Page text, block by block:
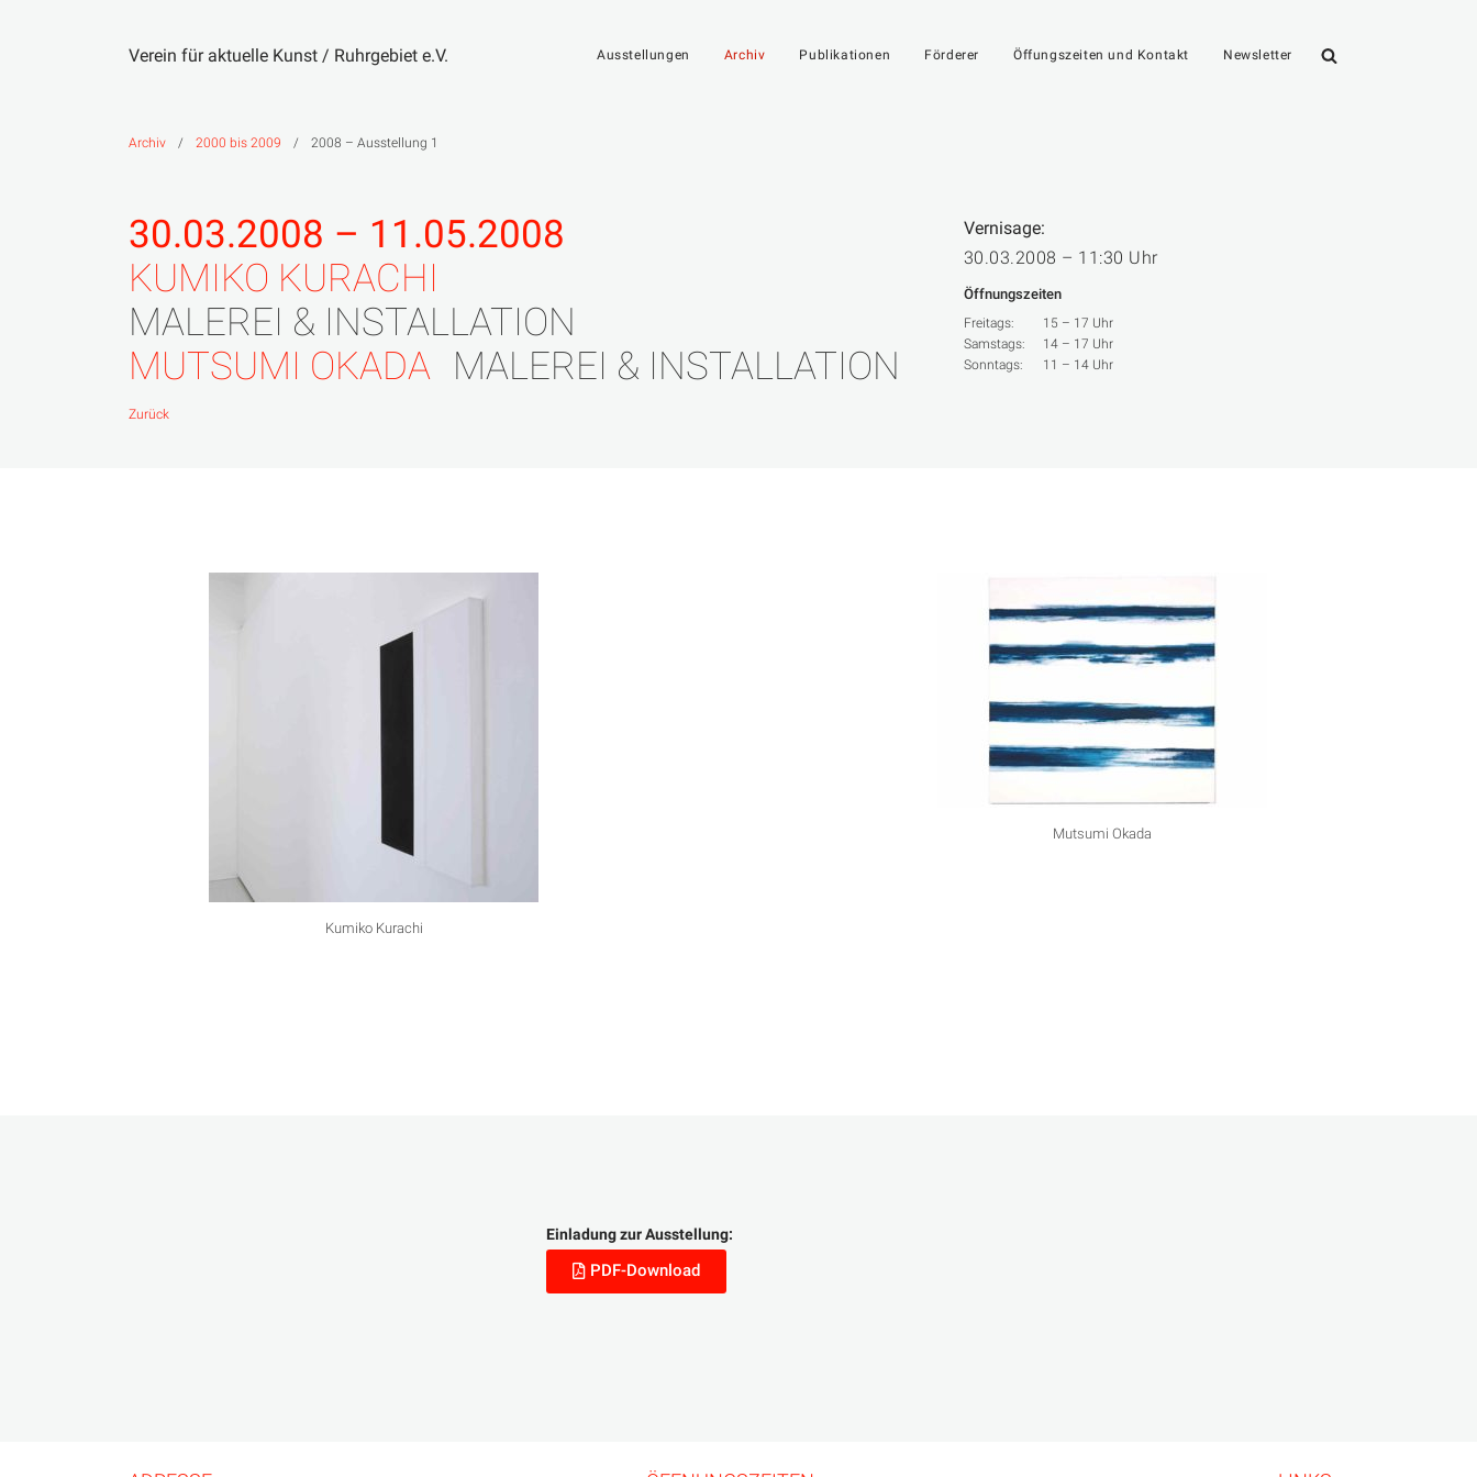
Verein für aktuelle Kunst / Ruhrgebiet e.V. Ausstellungen Archiv Publikationen Förderer Öffungszeiten und Kontakt Newsletter
Archiv / 2000 bis 2009 / 2008 – Ausstellung 1
30.03.2008 – 11.05.2008
KUMIKO KURACHI
MALEREI & INSTALLATION
MUTSUMI OKADA MALEREI & INSTALLATION
Zurück
Vernisage:
30.03.2008 – 11:30 Uhr
Öffnungszeiten
Freitags:
Samstags:
Sonntags:
15 – 17 Uhr
14 – 17 Uhr
11 – 14 Uhr
Kumiko Kurachi
Mutsumi Okada
Einladung zur Ausstellung:
PDF-Download